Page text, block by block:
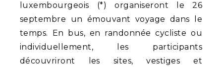
luxembourgeois (*) organiseront le 26
septembre un émouvant voyage dans le
temps. En bus, en randonnée cycliste ou
individuellement, les participants
découvriront les sites, vestiges et